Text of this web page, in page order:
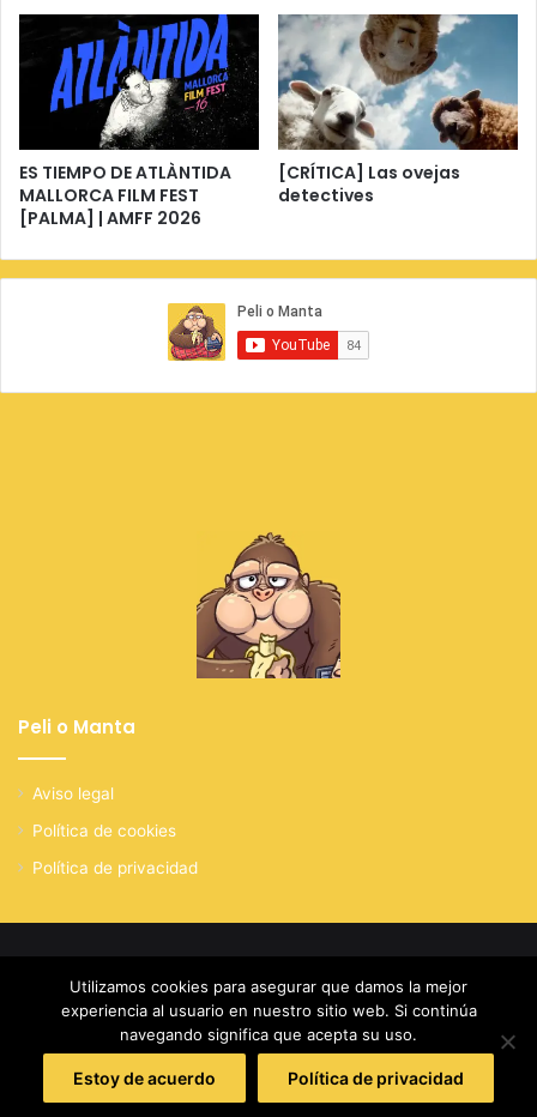
ES TIEMPO DE ATLÀNTIDA
MALLORCA FILM FEST
[PALMA] | AMFF 2026
[CRÍTICA] Las ovejas
detectives
Peli o Manta
Aviso legal
Política de cookies
Política de privacidad
Facebook
X YouTubeInstagram
Utilizamos cookies para asegurar que damos la mejor
experiencia al usuario en nuestro sitio web. Si continúa
navegando significa que acepta su uso.
Estoy de acuerdo Política de privacidad